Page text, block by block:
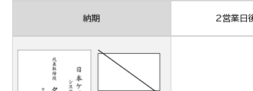
納期 2営業日